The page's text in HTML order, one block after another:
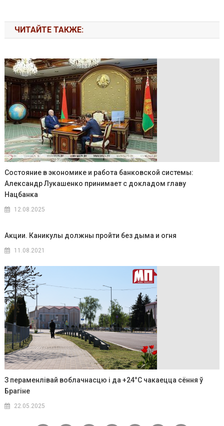
ЧИТАЙТЕ ТАКЖЕ:
Состояние в экономике и работа банковской системы:
Александр Лукашенко принимает с докладом главу
Нацбанка
12.08.2025
Акции. Каникулы должны пройти без дыма и огня
11.08.2021
З пераменлівай воблачнасцю і да +24°C чакаецца сёння ў
Брагіне
22.05.2025